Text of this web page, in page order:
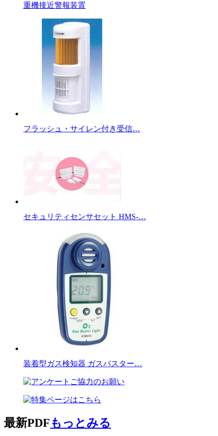
重機接近警報装置
フラッシュ・サイレン付き受信…
セキュリティセンサセット HMS-…
装着型ガス検知器 ガスバスター…
最新PDFもっとみる